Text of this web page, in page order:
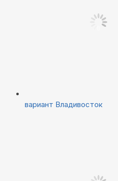
вариант Владивосток